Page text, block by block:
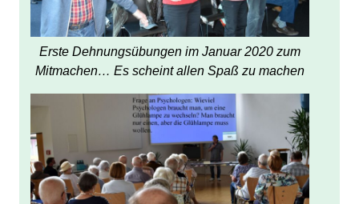
Erste Dehnungsübungen im Januar 2020 zum
Mitmachen… Es scheint allen Spaß zu machen